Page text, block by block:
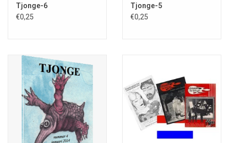
Tjonge-6
€0,25
Tjonge-5
€0,25